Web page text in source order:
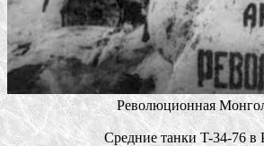
Революционная
Средние танки T-34-76